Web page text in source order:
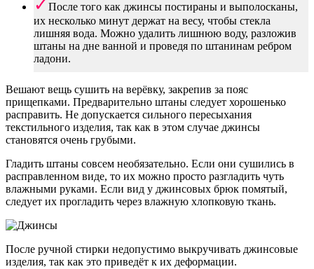
После того как джинсы постираны и выполосканы,
их несколько минут держат на весу, чтобы стекла
лишняя вода. Можно удалить лишнюю воду, разложив
штаны на дне ванной и проведя по штанинам ребром
ладони.
Вешают вещь сушить на верёвку, закрепив за пояс
прищепками. Предварительно штаны следует хорошенько
расправить. Не допускается сильного пересыхания
текстильного изделия, так как в этом случае джинсы
становятся очень грубыми.
Гладить штаны совсем необязательно. Если они сушились в
расправленном виде, то их можно просто разгладить чуть
влажными руками. Если вид у джинсовых брюк помятый,
следует их прогладить через влажную хлопковую ткань.
После ручной стирки недопустимо выкручивать джинсовые
изделия, так как это приведёт к их деформации.